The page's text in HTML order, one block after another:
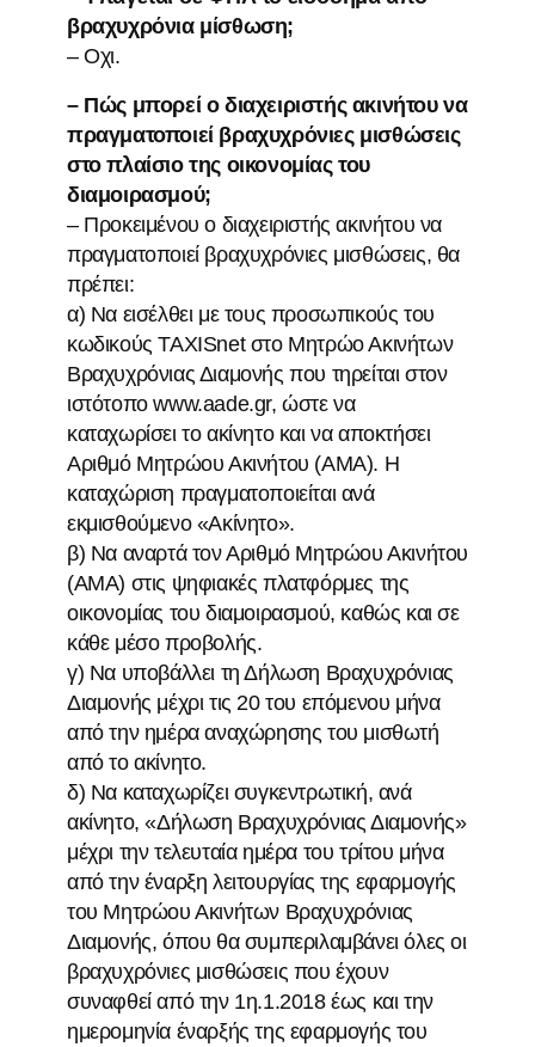
βραχυχρόνια μίσθωση;
– Οχι.
– Πώς μπορεί ο διαχειριστής ακινήτου να
πραγματοποιεί βραχυχρόνιες μισθώσεις
στο πλαίσιο της οικονομίας του
διαμοιρασμού;
– Προκειμένου ο διαχειριστής ακινήτου να
πραγματοποιεί βραχυχρόνιες μισθώσεις, θα
πρέπει:
α) Να εισέλθει με τους προσωπικούς του
κωδικούς TAXISnet στο Μητρώο Ακινήτων
Βραχυχρόνιας Διαμονής που τηρείται στον
ιστότοπο www.aade.gr, ώστε να
καταχωρίσει το ακίνητο και να αποκτήσει
Αριθμό Μητρώου Ακινήτου (ΑΜΑ). Η
καταχώριση πραγματοποιείται ανά
εκμισθούμενο «Ακίνητο».
β) Να αναρτά τον Αριθμό Μητρώου Ακινήτου
(ΑΜΑ) στις ψηφιακές πλατφόρμες της
οικονομίας του διαμοιρασμού, καθώς και σε
κάθε μέσο προβολής.
γ) Να υποβάλλει τη Δήλωση Βραχυχρόνιας
Διαμονής μέχρι τις 20 του επόμενου μήνα
από την ημέρα αναχώρησης του μισθωτή
από το ακίνητο.
δ) Να καταχωρίζει συγκεντρωτική, ανά
ακίνητο, «Δήλωση Βραχυχρόνιας Διαμονής»
μέχρι την τελευταία ημέρα του τρίτου μήνα
από την έναρξη λειτουργίας της εφαρμογής
του Μητρώου Ακινήτων Βραχυχρόνιας
Διαμονής, όπου θα συμπεριλαμβάνει όλες οι
βραχυχρόνιες μισθώσεις που έχουν
συναφθεί από την 1η.1.2018 έως και την
ημερομηνία έναρξής της εφαρμογής του